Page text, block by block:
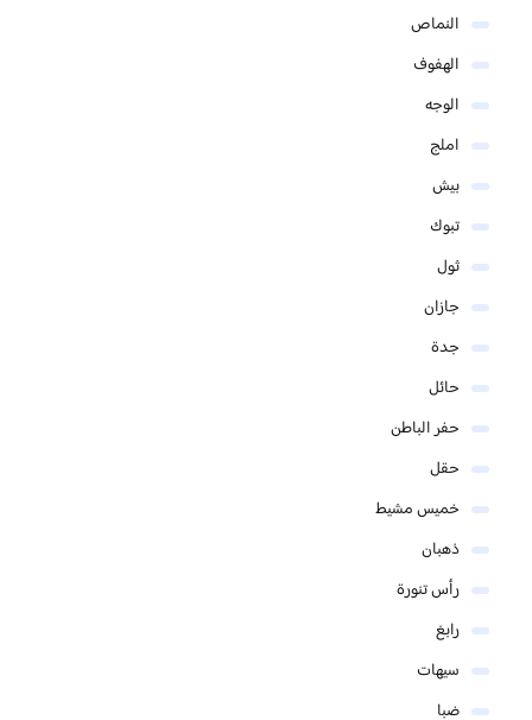
النماص
الهفوف
الوجه
املج
بيش
تبوك
ثول
جازان
جدة
حائل
حفر الباطن
حقل
خميس مشيط
ذهبان
رأس تنورة
رابغ
سيهات
ضبا